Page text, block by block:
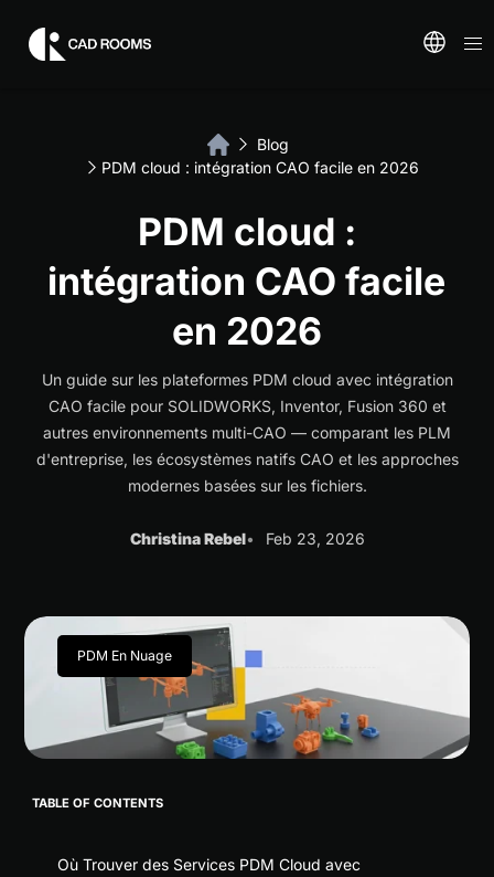
Blog
PDM cloud : intégration CAO facile en 2026
PDM cloud :
intégration CAO facile
en 2026
Un guide sur les plateformes PDM cloud avec intégration
CAO facile pour SOLIDWORKS, Inventor, Fusion 360 et
autres environnements multi-CAO — comparant les PLM
d'entreprise, les écosystèmes natifs CAO et les approches
modernes basées sur les fichiers.
Christina Rebel Feb 23, 2026
PDM En Nuage
TABLE OF CONTENTS
Où Trouver des Services PDM Cloud avec